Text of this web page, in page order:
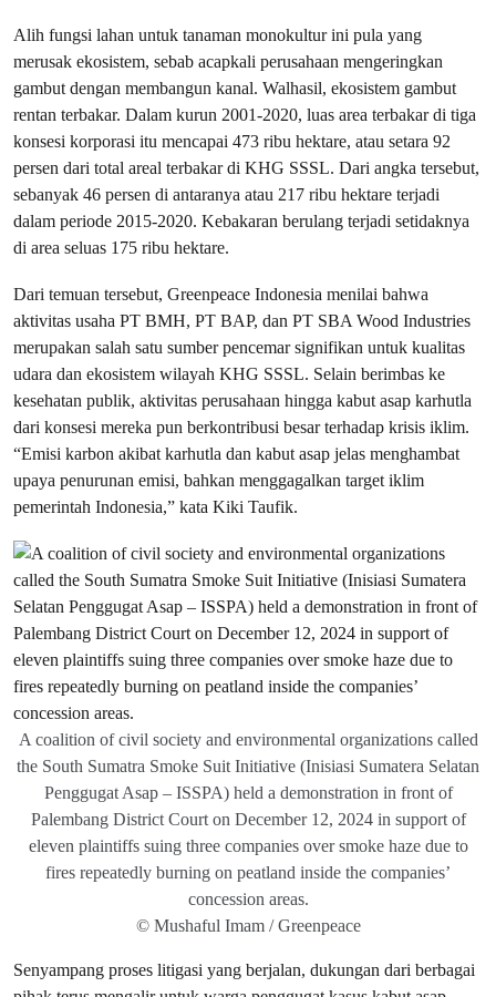
Alih fungsi lahan untuk tanaman monokultur ini pula yang
merusak ekosistem, sebab acapkali perusahaan mengeringkan
gambut dengan membangun kanal. Walhasil, ekosistem gambut
rentan terbakar. Dalam kurun 2001-2020, luas area terbakar di tiga
konsesi korporasi itu mencapai 473 ribu hektare, atau setara 92
persen dari total areal terbakar di KHG SSSL. Dari angka tersebut,
sebanyak 46 persen di antaranya atau 217 ribu hektare terjadi
dalam periode 2015-2020. Kebakaran berulang terjadi setidaknya
di area seluas 175 ribu hektare.
Dari temuan tersebut, Greenpeace Indonesia menilai bahwa
aktivitas usaha PT BMH, PT BAP, dan PT SBA Wood Industries
merupakan salah satu sumber pencemar signifikan untuk kualitas
udara dan ekosistem wilayah KHG SSSL. Selain berimbas ke
kesehatan publik, aktivitas perusahaan hingga kabut asap karhutla
dari konsesi mereka pun berkontribusi besar terhadap krisis iklim.
“Emisi karbon akibat karhutla dan kabut asap jelas menghambat
upaya penurunan emisi, bahkan menggagalkan target iklim
pemerintah Indonesia,” kata Kiki Taufik.
A coalition of civil society and environmental organizations called
the South Sumatra Smoke Suit Initiative (Inisiasi Sumatera Selatan
Penggugat Asap – ISSPA) held a demonstration in front of
Palembang District Court on December 12, 2024 in support of
eleven plaintiffs suing three companies over smoke haze due to
fires repeatedly burning on peatland inside the companies’
concession areas.
© Mushaful Imam / Greenpeace
Senyampang proses litigasi yang berjalan, dukungan dari berbagai